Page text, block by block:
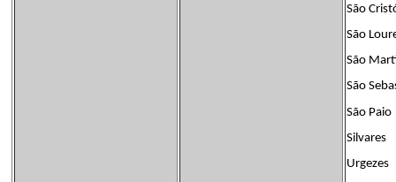
São
São
São
São
São Paio
Silvares
Urgezes